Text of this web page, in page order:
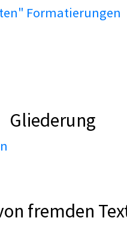
Formatierungen
Gliederung
fremden